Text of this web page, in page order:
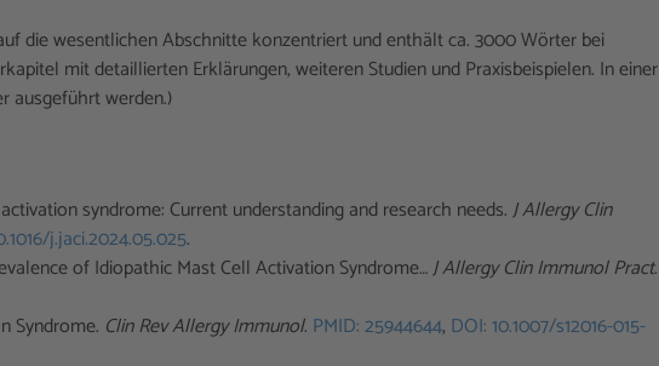
die wesentlichen Abschnitte konzentriert und enthält ca. 3000 Wörter bei
mit detaillierten Erklärungen, weiteren Studien und Praxisbeispielen. In einer
ausgeführt werden.)
syndrome: Current understanding and research needs.J Allergy Clin
j.jaci.2024.05.025.
of Idiopathic Mast Cell Activation Syndrome…J Allergy Clin Immunol Pract.
Syndrome. Clin Rev Allergy Immunol. PMID: 25944644, DOI: 10.1007/s12016-015-